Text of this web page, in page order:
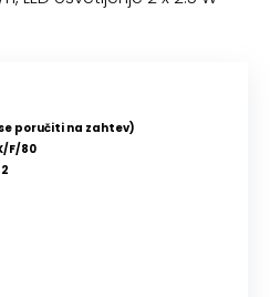
poručiti na zahtev)
F/80